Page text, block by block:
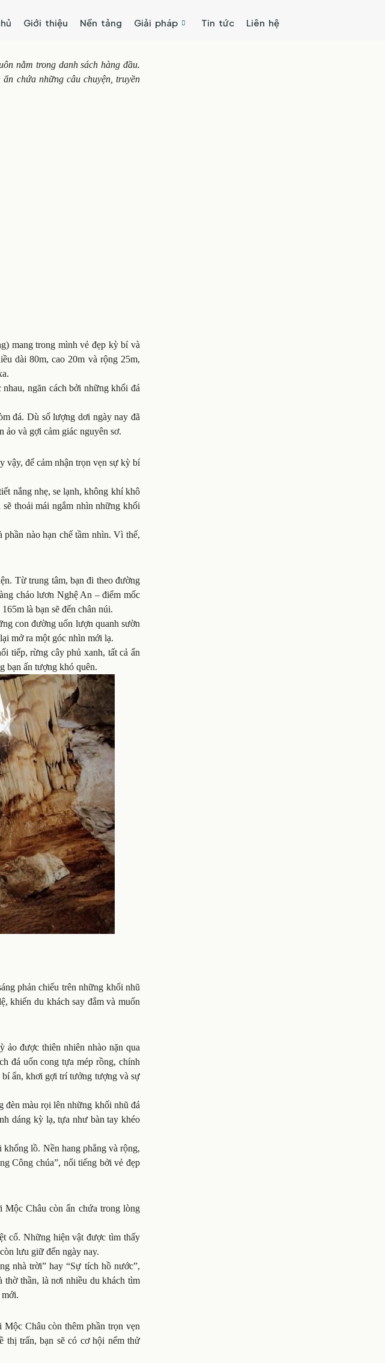
Giới thiệu Nền tảng Giải pháp Tin tức Liên hệ
nằm trong danh sách hàng đầu.
chứa những câu chuyện, truyền
mang trong mình vẻ đẹp kỳ bí và
dài 80m, cao 20m và rộng 25m,
ngăn cách bởi những khối đá
đá. Dù số lượng dơi ngày nay đã
ảo và gợi cảm giác nguyên sơ.
vậy, để cảm nhận trọn vẹn sự kỳ bí
nắng nhẹ, se lạnh, không khí khô
thoải mái ngắm nhìn những khối
nào hạn chế tầm nhìn. Vì thế,
Từ trung tâm, bạn đi theo đường
cháo lươn Nghệ An – điểm mốc
là bạn sẽ đến chân núi.
con đường uốn lượn quanh sườn
mở ra một góc nhìn mới lạ.
tiếp, rừng cây phủ xanh, tất cả ẩn
bạn ấn tượng khó quên.
phản chiếu trên những khối nhũ
khiến du khách say đắm và muốn
được thiên nhiên nhào nặn qua
đá uốn cong tựa mép rồng, chính
ẩn, khơi gợi trí tưởng tượng và sự
đèn màu rọi lên những khối nhũ đá
dáng kỳ lạ, tựa như bàn tay khéo
lồ. Nền hang phẳng và rộng,
Công chúa”, nổi tiếng bởi vẻ đẹp
Châu còn ẩn chứa trong lòng
cổ. Những hiện vật được tìm thấy
lưu giữ đến ngày nay.
nhà trời” hay “Sự tích hồ nước”,
thờ thần, là nơi nhiều du khách tìm
mới.
Châu còn thêm phần trọn vẹn
thị trấn, bạn sẽ có cơ hội nếm thử